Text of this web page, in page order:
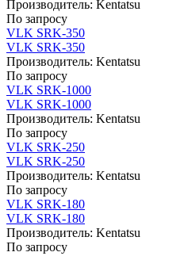
Производитель: Kentatsu
По запросу
VLK SRK-350
VLK SRK-350
Производитель: Kentatsu
По запросу
VLK SRK-1000
VLK SRK-1000
Производитель: Kentatsu
По запросу
VLK SRK-250
VLK SRK-250
Производитель: Kentatsu
По запросу
VLK SRK-180
VLK SRK-180
Производитель: Kentatsu
По запросу